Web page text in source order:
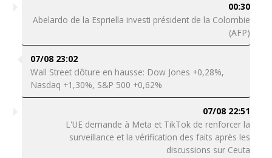
00:30
Abelardo de la Espriella investi président de la Colombie
(AFP)
07/08 23:02
Wall Street clôture en hausse: Dow Jones +0,28%,
Nasdaq +1,30%, S&P 500 +0,62%
07/08 22:51
L'UE demande à Meta et TikTok de renforcer la
surveillance et la vérification des faits après les
discussions sur Ceuta